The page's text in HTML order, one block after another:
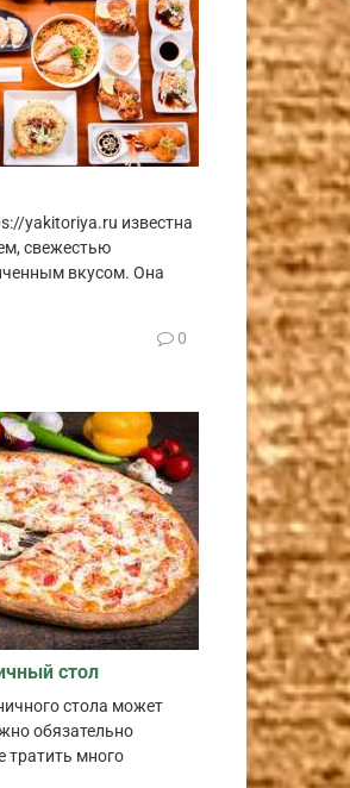
yakitoriya.ru известна
свежестью
вкусом. Она
0
стол
стола может
обязательно
тратить много